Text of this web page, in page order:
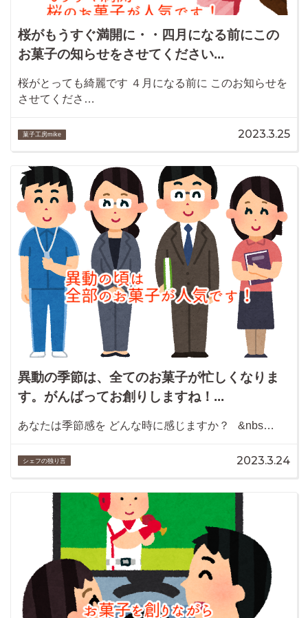
桜がもうすぐ満開に・・四月になる前にこの
お菓子の知らせをさせてください...
桜がとっても綺麗です ４月になる前に このお知らせを
させてくださ…
菓子工房mike 2023.3.25
異動の季節は、全てのお菓子が忙しくなりま
す。がんばってお創りしますね！...
あなたは季節感を どんな時に感じますか？ &nbs…
シェフの独り言 2023.3.24